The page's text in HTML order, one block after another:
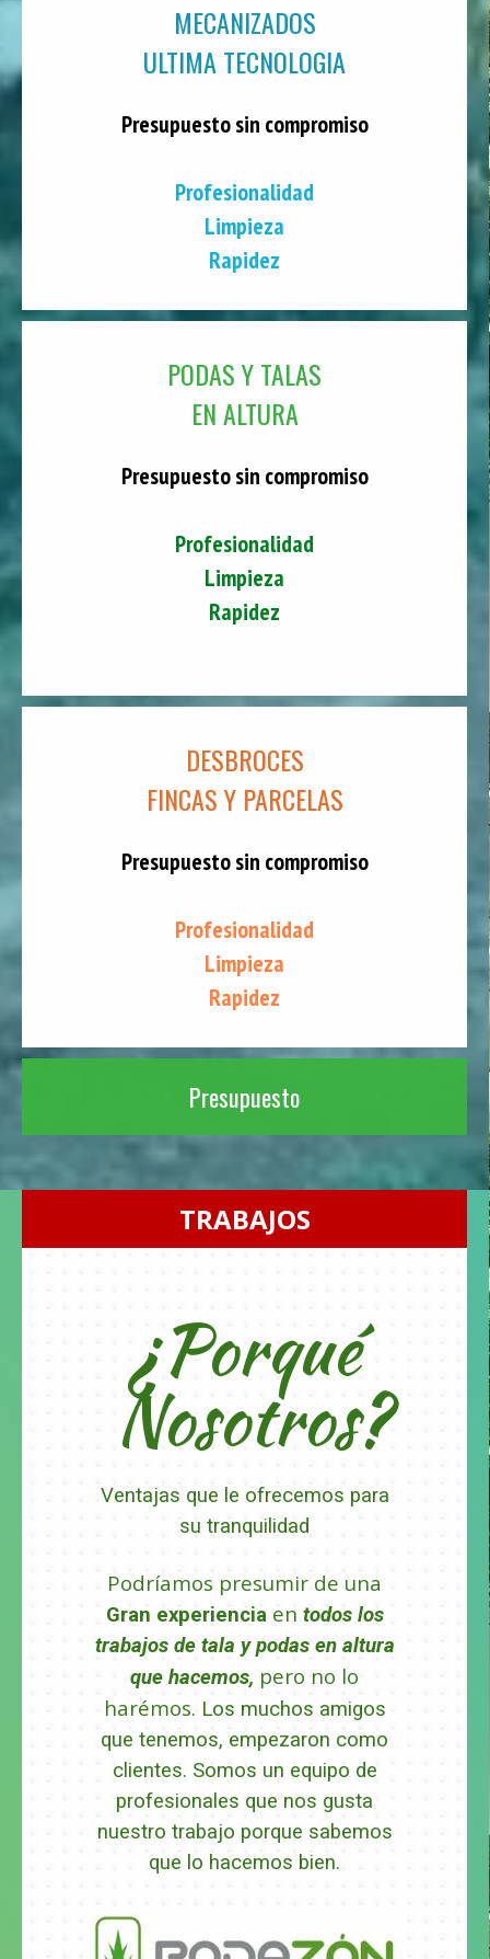
MECANIZADOS
ULTIMA TECNOLOGIA
Presupuesto sin compromiso
Profesionalidad
Limpieza
Rapidez
PODAS Y TALAS
EN ALTURA
Presupuesto sin compromiso
Profesionalidad
Limpieza
Rapidez
DESBROCES
FINCAS Y PARCELAS
Presupuesto sin compromiso
Profesionalidad
Limpieza
Rapidez
Presupuesto
TRABAJOS
¿Porqué
Nosotros?
Ventajas que le ofrecemos para
su tranquilidad
Podríamos presumir de una
Gran experiencia en todos los
trabajos de tala y podas en altura
que hacemos, pero no lo
harémos. Los muchos amigos
que tenemos, empezaron como
clientes. Somos un equipo de
profesionales que nos gusta
nuestro trabajo porque sabemos
que lo hacemos bien.